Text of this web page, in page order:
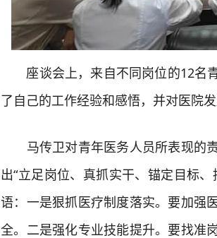
座谈会上，来自不同岗位的12名
了自己的工作经验和感悟，并对医院发
马传卫对青年医务人员所表现的责
出“立足岗位、真抓实干、锚定目标
语：一是狠抓医疗制度落实。要加强
全。二是强化专业技能提升。要找准